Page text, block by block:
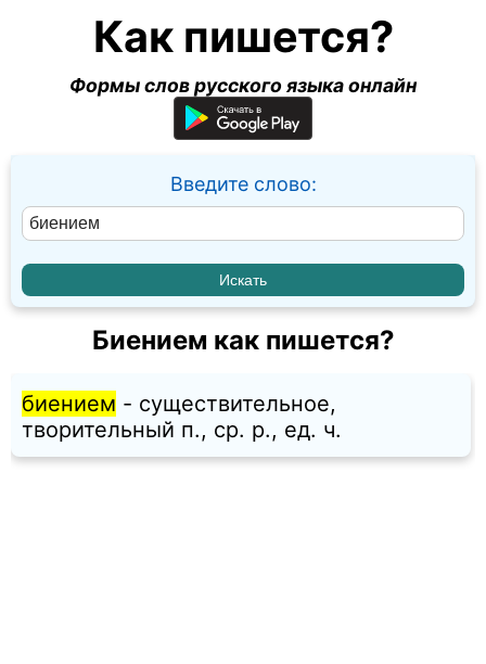
Как пишется?
Формы слов русского языка онлайн
Введите слово:
Биением как пишется?
биением - существительное,
творительный п., ср. p., ед. ч.